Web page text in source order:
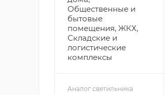
Общественные и
бытовые
помещения, ЖКХ,
Складские и
логистические
комплексы
Аналог светильника